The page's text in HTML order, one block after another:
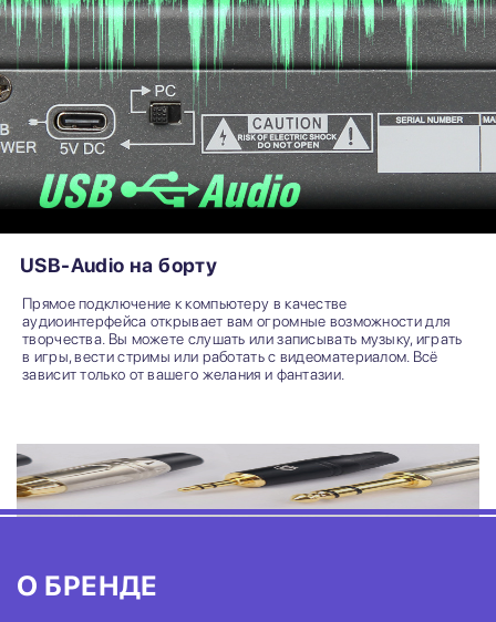
USB-Audio на борту
Прямое подключение к компьютеру в качестве
аудиоинтерфейса открывает вам огромные возможности для
творчества. Вы можете слушать или записывать музыку, играть
в игры, вести стримы или работать с видеоматериалом. Всё
зависит только от вашего желания и фантазии.
О БРЕНДЕ